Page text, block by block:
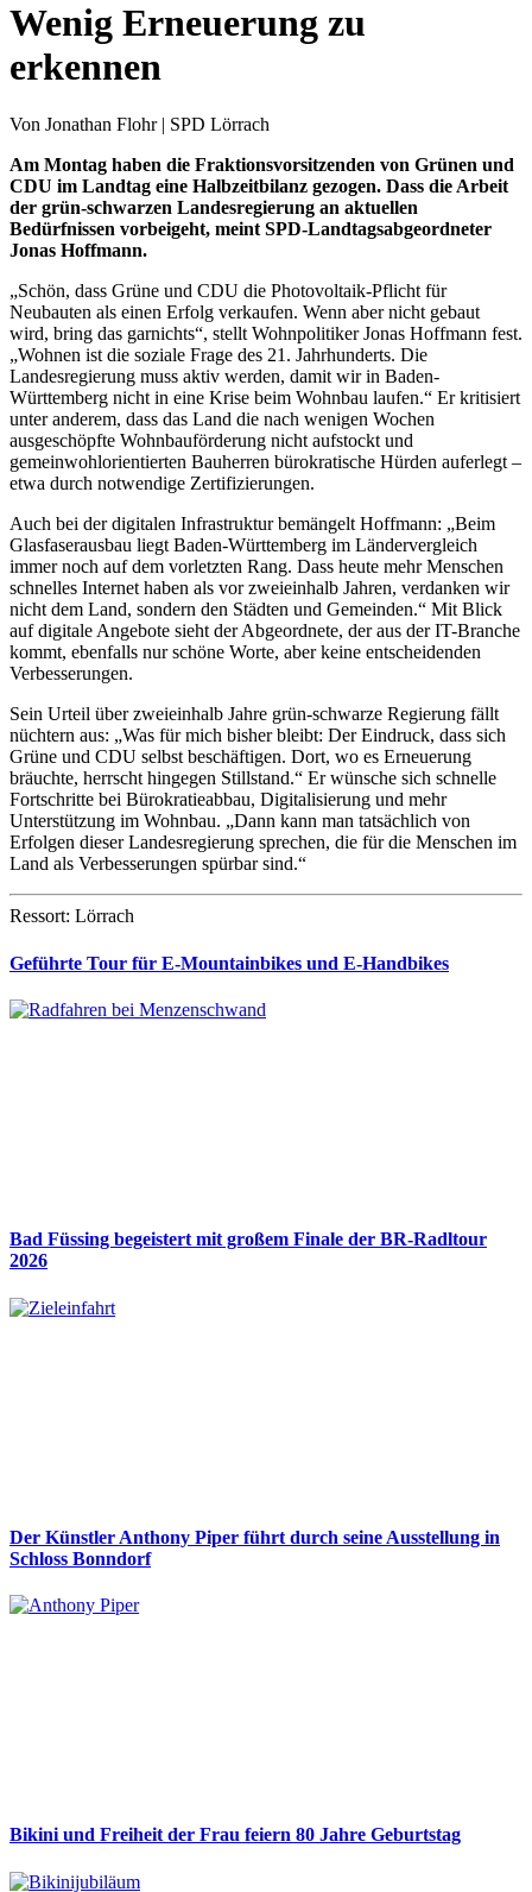
Wenig Erneuerung zu
erkennen
Von Jonathan Flohr | SPD Lörrach
Am Montag haben die Fraktionsvorsitzenden von Grünen und
CDU im Landtag eine Halbzeitbilanz gezogen. Dass die Arbeit
der grün-schwarzen Landesregierung an aktuellen
Bedürfnissen vorbeigeht, meint SPD-Landtagsabgeordneter
Jonas Hoffmann.
„Schön, dass Grüne und CDU die Photovoltaik-Pflicht für
Neubauten als einen Erfolg verkaufen. Wenn aber nicht gebaut
wird, bring das garnichts“, stellt Wohnpolitiker Jonas Hoffmann fest.
„Wohnen ist die soziale Frage des 21. Jahrhunderts. Die
Landesregierung muss aktiv werden, damit wir in Baden-
Württemberg nicht in eine Krise beim Wohnbau laufen.“ Er kritisiert
unter anderem, dass das Land die nach wenigen Wochen
ausgeschöpfte Wohnbauförderung nicht aufstockt und
gemeinwohlorientierten Bauherren bürokratische Hürden auferlegt –
etwa durch notwendige Zertifizierungen.
Auch bei der digitalen Infrastruktur bemängelt Hoffmann: „Beim
Glasfaserausbau liegt Baden-Württemberg im Ländervergleich
immer noch auf dem vorletzten Rang. Dass heute mehr Menschen
schnelles Internet haben als vor zweieinhalb Jahren, verdanken wir
nicht dem Land, sondern den Städten und Gemeinden.“ Mit Blick
auf digitale Angebote sieht der Abgeordnete, der aus der IT-Branche
kommt, ebenfalls nur schöne Worte, aber keine entscheidenden
Verbesserungen.
Sein Urteil über zweieinhalb Jahre grün-schwarze Regierung fällt
nüchtern aus: „Was für mich bisher bleibt: Der Eindruck, dass sich
Grüne und CDU selbst beschäftigen. Dort, wo es Erneuerung
bräuchte, herrscht hingegen Stillstand.“ Er wünsche sich schnelle
Fortschritte bei Bürokratieabbau, Digitalisierung und mehr
Unterstützung im Wohnbau. „Dann kann man tatsächlich von
Erfolgen dieser Landesregierung sprechen, die für die Menschen im
Land als Verbesserungen spürbar sind.“
Ressort: Lörrach
Geführte Tour für E-Mountainbikes und E-Handbikes
Bad Füssing begeistert mit großem Finale der BR-Radltour
2026
Der Künstler Anthony Piper führt durch seine Ausstellung in
Schloss Bonndorf
Bikini und Freiheit der Frau feiern 80 Jahre Geburtstag